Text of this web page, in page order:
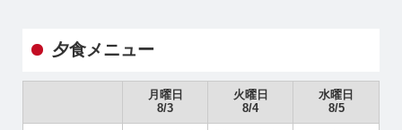
夕食メニュー
月曜日
8/3
火曜日
8/4
水曜日
8/5